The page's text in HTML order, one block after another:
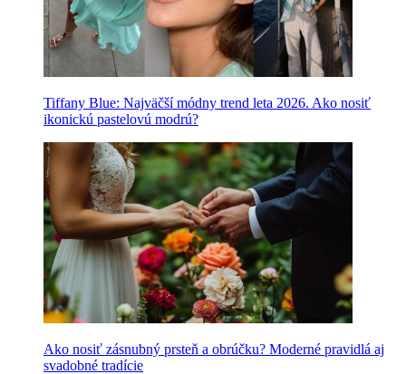
Tiffany Blue: Najväčší módny trend leta 2026. Ako nosiť
ikonickú pastelovú modrú?
Ako nosiť zásnubný prsteň a obrúčku? Moderné pravidlá aj
svadobné tradície